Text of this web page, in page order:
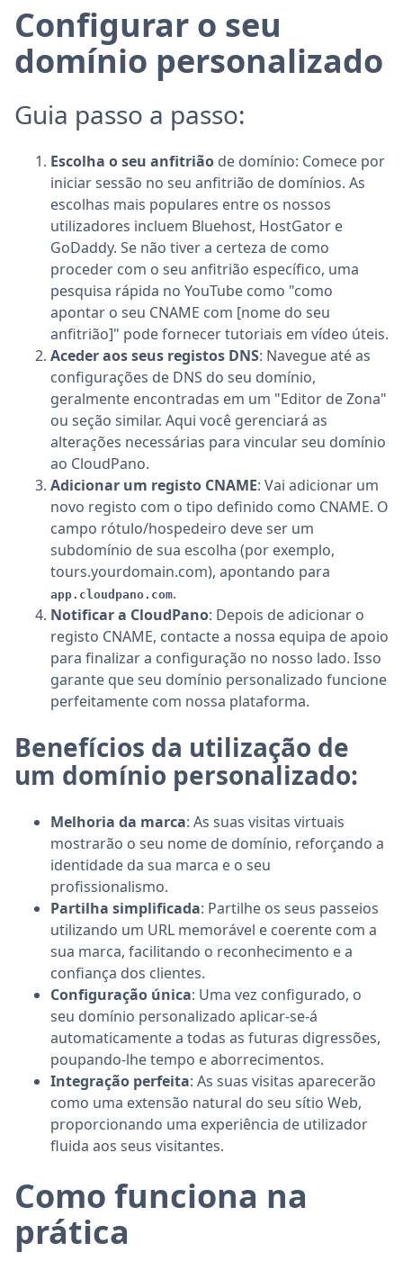
Configurar o seu
domínio personalizado
Guia passo a passo:
Escolha o seu anfitrião de domínio: Comece por
iniciar sessão no seu anfitrião de domínios. As
escolhas mais populares entre os nossos
utilizadores incluem Bluehost, HostGator e
GoDaddy. Se não tiver a certeza de como
proceder com o seu anfitrião específico, uma
pesquisa rápida no YouTube como "como
apontar o seu CNAME com [nome do seu
anfitrião]" pode fornecer tutoriais em vídeo úteis.
Aceder aos seus registos DNS: Navegue até as
configurações de DNS do seu domínio,
geralmente encontradas em um "Editor de Zona"
ou seção similar. Aqui você gerenciará as
alterações necessárias para vincular seu domínio
ao CloudPano.
Adicionar um registo CNAME: Vai adicionar um
novo registo com o tipo definido como CNAME. O
campo rótulo/hospedeiro deve ser um
subdomínio de sua escolha (por exemplo,
tours.yourdomain.com), apontando para
app.cloudpano.com.
Notificar a CloudPano: Depois de adicionar o
registo CNAME, contacte a nossa equipa de apoio
para finalizar a configuração no nosso lado. Isso
garante que seu domínio personalizado funcione
perfeitamente com nossa plataforma.
Benefícios da utilização de
um domínio personalizado:
Melhoria da marca: As suas visitas virtuais
mostrarão o seu nome de domínio, reforçando a
identidade da sua marca e o seu
profissionalismo.
Partilha simplificada: Partilhe os seus passeios
utilizando um URL memorável e coerente com a
sua marca, facilitando o reconhecimento e a
confiança dos clientes.
Configuração única: Uma vez configurado, o
seu domínio personalizado aplicar-se-á
automaticamente a todas as futuras digressões,
poupando-lhe tempo e aborrecimentos.
Integração perfeita: As suas visitas aparecerão
como uma extensão natural do seu sítio Web,
proporcionando uma experiência de utilizador
fluida aos seus visitantes.
Como funciona na
prática